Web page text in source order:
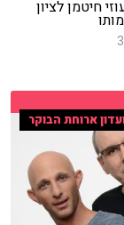
חיטמן לציון
ארוחת הבוקר